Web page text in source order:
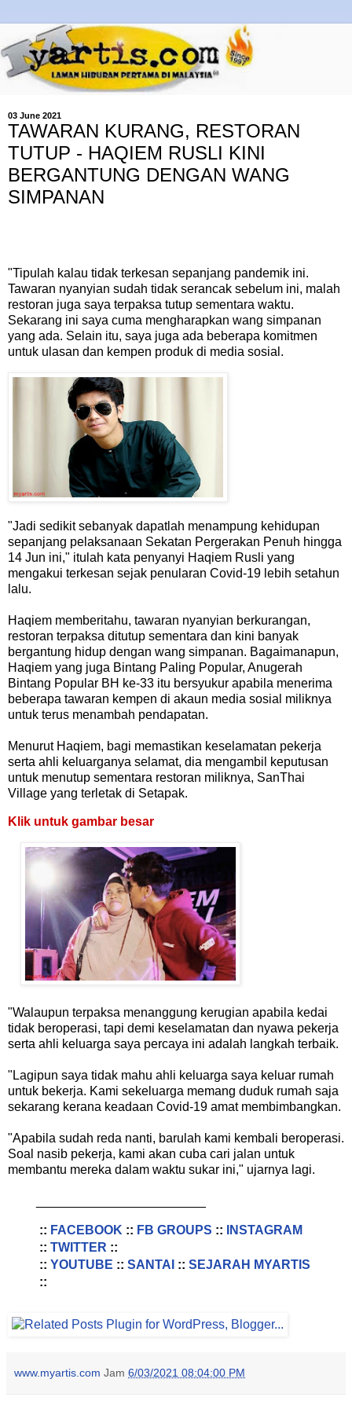
03 June 2021
TAWARAN KURANG, RESTORAN
TUTUP - HAQIEM RUSLI KINI
BERGANTUNG DENGAN WANG
SIMPANAN
"Tipulah kalau tidak terkesan sepanjang pandemik ini.
Tawaran nyanyian sudah tidak serancak sebelum ini, malah
restoran juga saya terpaksa tutup sementara waktu.
Sekarang ini saya cuma mengharapkan wang simpanan
yang ada. Selain itu, saya juga ada beberapa komitmen
untuk ulasan dan kempen produk di media sosial.
"Jadi sedikit sebanyak dapatlah menampung kehidupan
sepanjang pelaksanaan Sekatan Pergerakan Penuh hingga
14 Jun ini," itulah kata penyanyi Haqiem Rusli yang
mengakui terkesan sejak penularan Covid-19 lebih setahun
lalu.
Haqiem memberitahu, tawaran nyanyian berkurangan,
restoran terpaksa ditutup sementara dan kini banyak
bergantung hidup dengan wang simpanan. Bagaimanapun,
Haqiem yang juga Bintang Paling Popular, Anugerah
Bintang Popular BH ke-33 itu bersyukur apabila menerima
beberapa tawaran kempen di akaun media sosial miliknya
untuk terus menambah pendapatan.
Menurut Haqiem, bagi memastikan keselamatan pekerja
serta ahli keluarganya selamat, dia mengambil keputusan
untuk menutup sementara restoran miliknya, SanThai
Village yang terletak di Setapak.
Klik untuk gambar besar
"Walaupun terpaksa menanggung kerugian apabila kedai
tidak beroperasi, tapi demi keselamatan dan nyawa pekerja
serta ahli keluarga saya percaya ini adalah langkah terbaik.
"Lagipun saya tidak mahu ahli keluarga saya keluar rumah
untuk bekerja. Kami sekeluarga memang duduk rumah saja
sekarang kerana keadaan Covid-19 amat membimbangkan.
"Apabila sudah reda nanti, barulah kami kembali beroperasi.
Soal nasib pekerja, kami akan cuba cari jalan untuk
membantu mereka dalam waktu sukar ini," ujarnya lagi.
:: FACEBOOK :: FB GROUPS ::
INSTAGRAM
:: TWITTER ::
:: YOUTUBE :: SANTAI :: SEJARAH MYARTIS
::
www.myartis.com Jam 6/03/2021 08:04:00 PM